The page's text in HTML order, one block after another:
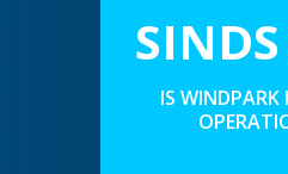
IS WINDPARK